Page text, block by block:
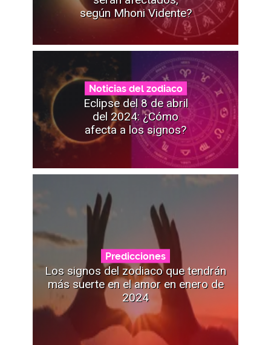
según Mhoni Vidente?
Noticias del zodiaco
Eclipse del 8 de abril
del 2024: ¿Cómo
afecta a los signos?
Predicciones
Los signos del zodiaco que tendrán
más suerte en el amor en enero de
2024